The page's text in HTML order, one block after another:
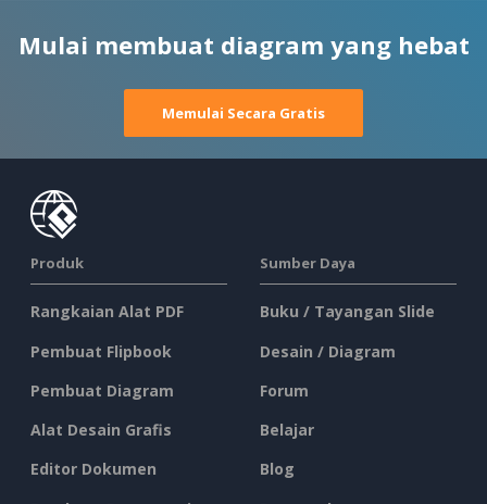
Mulai membuat diagram yang hebat
Memulai Secara Gratis
Produk
Rangkaian Alat PDF
Pembuat Flipbook
Pembuat Diagram
Alat Desain Grafis
Editor Dokumen
Sumber Daya
Buku / Tayangan Slide
Desain / Diagram
Forum
Belajar
Blog